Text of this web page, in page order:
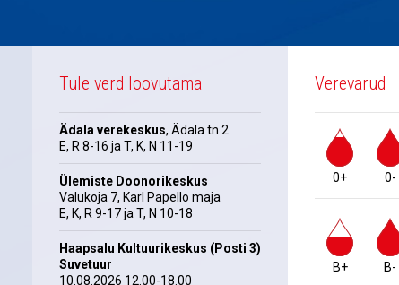
Tule verd loovutama
Ädala verekeskus, Ädala tn 2
E, R 8-16 ja T, K, N 11-19
Ülemiste Doonorikeskus
Valukoja 7, Karl Papello maja
E, K, R 9-17 ja T, N 10-18
Haapsalu Kultuurikeskus (Posti 3)
Suvetuur
10.08.2026 12.00-18.00
Verevarud
0+ 0-
B+ B-